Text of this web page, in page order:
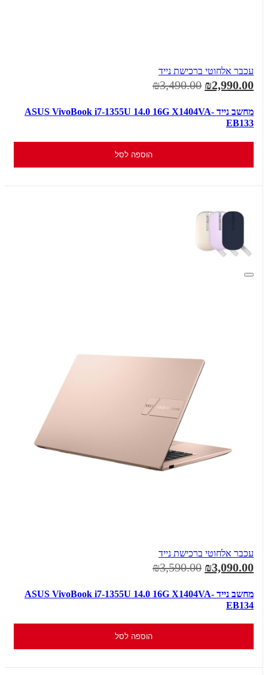
עכבר אלחוטי ברכישת נייד
₪2,990.00
₪3,490.00
מחשב נייד ASUS VivoBook i7-1355U 14.0 16G X1404VA-
EB133
הוספה לסל
עכבר אלחוטי ברכישת נייד
₪3,090.00
₪3,590.00
מחשב נייד ASUS VivoBook i7-1355U 14.0 16G X1404VA-
EB134
הוספה לסל